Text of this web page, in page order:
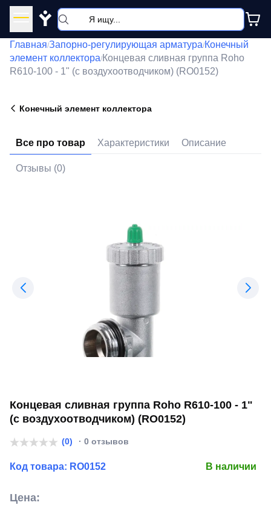
Y
Главная/Запорно-регулирующая арматура/Конечный
элемент коллектора/Концевая сливная группа Roho
R610-100 - 1" (с воздухоотводчиком) (RO0152)
Конечный элемент коллектора
Все про товар Характеристики Описание
Отзывы (0)
Концевая сливная группа Roho R610-100 - 1"
(с воздухоотводчиком) (RO0152)
(0) · 0 отзывов
Код товара: RO0152 В наличии
Цена: